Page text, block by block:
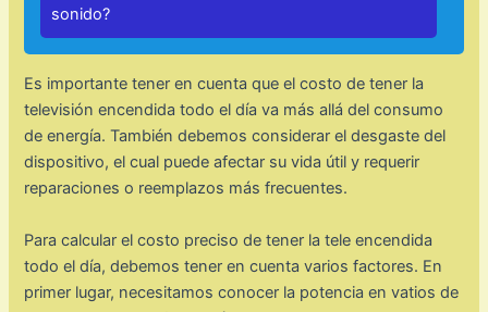
sonido?
Es importante tener en cuenta que el costo de tener la
televisión encendida todo el día va más allá del consumo
de energía. También debemos considerar el desgaste del
dispositivo, el cual puede afectar su vida útil y requerir
reparaciones o reemplazos más frecuentes.
Para calcular el costo preciso de tener la tele encendida
todo el día, debemos tener en cuenta varios factores. En
primer lugar, necesitamos conocer la potencia en vatios de